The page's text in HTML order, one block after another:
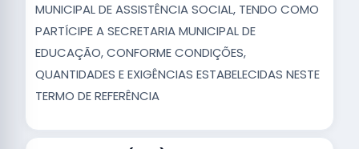
MUNICIPAL DE ASSISTÊNCIA SOCIAL, TENDO COMO
PARTÍCIPE A SECRETARIA MUNICIPAL DE
EDUCAÇÃO, CONFORME CONDIÇÕES,
QUANTIDADES E EXIGÊNCIAS ESTABELECIDAS NESTE
TERMO DE REFERÊNCIA